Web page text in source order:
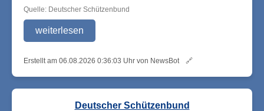
Quelle: Deutscher Schützenbund
weiterlesen
Erstellt am 06.08.2026 0:36:03 Uhr von NewsBot 🔗
Deutscher Schützenbund